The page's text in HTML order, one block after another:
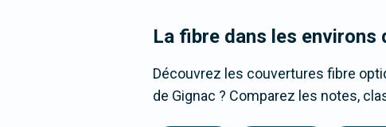
La fibre dans les environs
Découvrez les couvertures fibre
de Gignac ? Comparez les notes,